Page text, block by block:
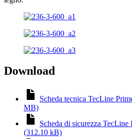
Download
Scheda tecnica TecLine
MB)
Scheda di sicurezza
(312.10 kB)